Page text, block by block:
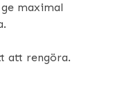
maximal
att rengöra.